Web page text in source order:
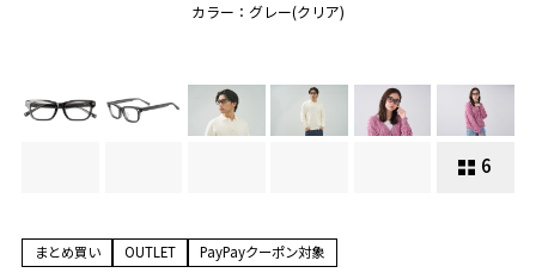
カラー：グレー(クリア)
6
まとめ買い OUTLET PayPayクーポン対象